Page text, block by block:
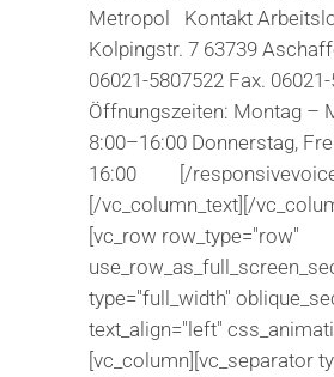
Metropol Kontakt
Kolpingstr. 7 63739
06021-5807522 Fax.
Öffnungszeiten: Montag –
8:00–16:00 Donnerstag,
16:00 [/
[/vc_column_text][/
[vc_row row_type="row"
type="full_width"
text_align="left"
[vc_column][vc_separator